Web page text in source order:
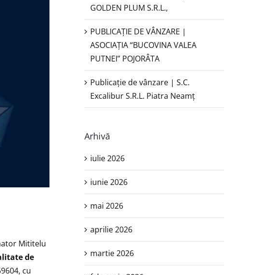
Mititelu
de
cu
GOLDEN PLUM S.R.L.,
PUBLICAŢIE DE VÂNZARE |
ASOCIAȚIA “BUCOVINA VALEA
PUTNEI” POJORÂTA
Publicație de vânzare | S.C.
Excalibur S.R.L. Piatra Neamţ
Arhivă
iulie 2026
iunie 2026
mai 2026
aprilie 2026
martie 2026